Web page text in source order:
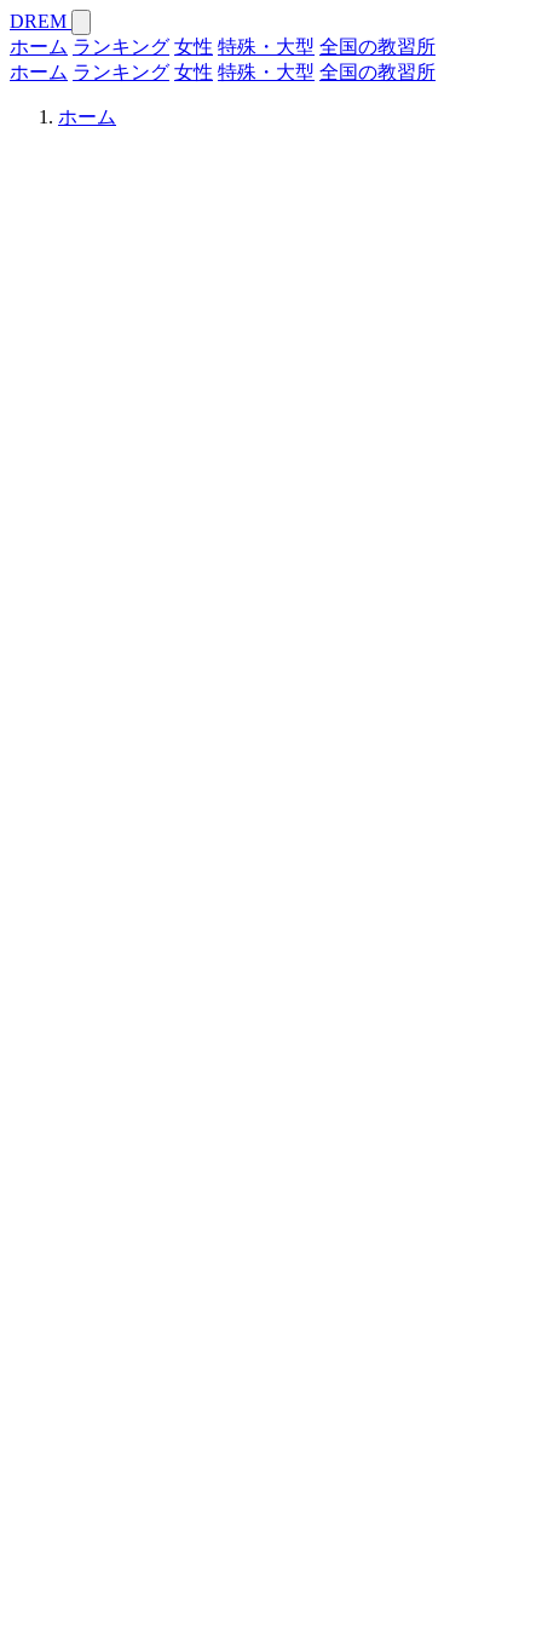
DREM
ホーム ランキング 女性 特殊・大型 全国の教習所
ホーム ランキング 女性 特殊・大型 全国の教習所
ホーム